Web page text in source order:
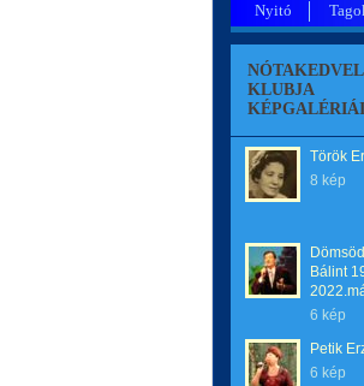
Nyitó
KLUBJA
KÉPGALÉRIÁI
Török
8 kép
Bálint
6 kép
Petik
6 kép